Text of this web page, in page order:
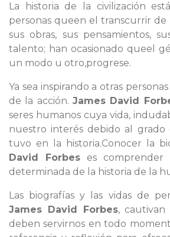
La historia de la civilización
personas queen el transcurrir de
sus obras, sus pensamientos,
talento; han ocasionado queel
un modo u otro,progrese.
Ya sea inspirando a otras
de la acción. James David
seres humanos cuya vida,
nuestro interés debido al grado
tuvo en la historia.Conocer la
David Forbes es comprender
determinada de la historia de la
Las biografías y las vidas de
James David Forbes, cautivan
deben servirnos en todo